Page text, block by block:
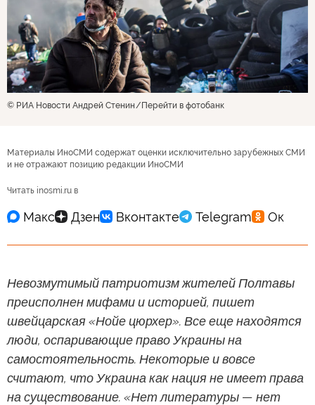
© РИА Новости Андрей Стенин Перейти в фотобанк
Материалы ИноСМИ содержат оценки исключительно зарубежных СМИ
и не отражают позицию редакции ИноСМИ
Читать inosmi.ru в
Невозмутимый патриотизм жителей Полтавы
преисполнен мифами и историей, пишет
швейцарская «Нойе цюрхер». Все еще находятся
люди, оспаривающие право Украины на
самостоятельность. Некоторые и вовсе
считают, что Украина как нация не имеет права
на существование. «Нет литературы — нет